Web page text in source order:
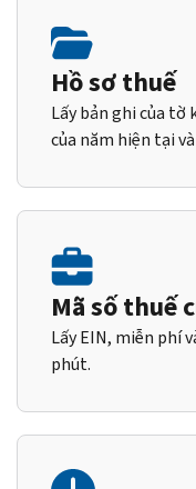
Hồ sơ thuế
Lấy bản ghi của tờ
của năm hiện tại
Mã số thuế
Lấy EIN, miễn phí
phút.